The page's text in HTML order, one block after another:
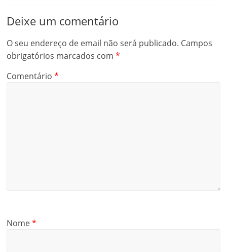
Deixe um comentário
O seu endereço de email não será publicado. Campos
obrigatórios marcados com*
Comentário*
Nome*